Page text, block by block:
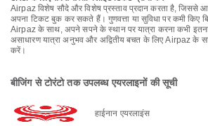
Airpaz विशेष सौदे और विशेष प्रस्ताव प्रदान करता है, जिससे
अपना टिकट बुक कर सकते हैं। गुणवत्ता या सुविधा पर कमी किए
Airpaz के साथ, अपने सपने के स्थान पर यात्रा करना कभी
असाधारण यात्रा अनुभव और अद्वितीय बचत के लिए Airpaz के
करें।
बीजिंग से टोरंटो तक उपलब्ध एयरलाइनों की सूची
हाईनान एयरलाइंस